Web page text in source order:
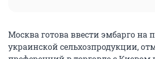
Москва готова ввести эмбарго на
украинской сельхозпродукции,